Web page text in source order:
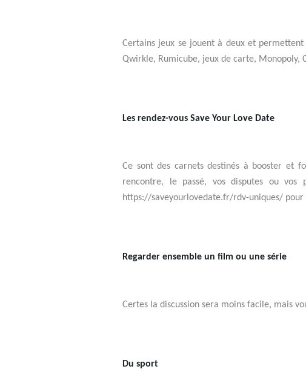
Certains jeux se jouent à deux et permettent
Qwirkle, Rumicube, jeux de carte, Monopoly,
Les rendez-vous Save Your Love Date
Ce sont des carnets destinés à booster et
rencontre, le passé, vos disputes ou vos
https://saveyourlovedate.fr/rdv-uniques/
Regarder ensemble un film ou une série
Certes la discussion sera moins facile, mais
Du sport